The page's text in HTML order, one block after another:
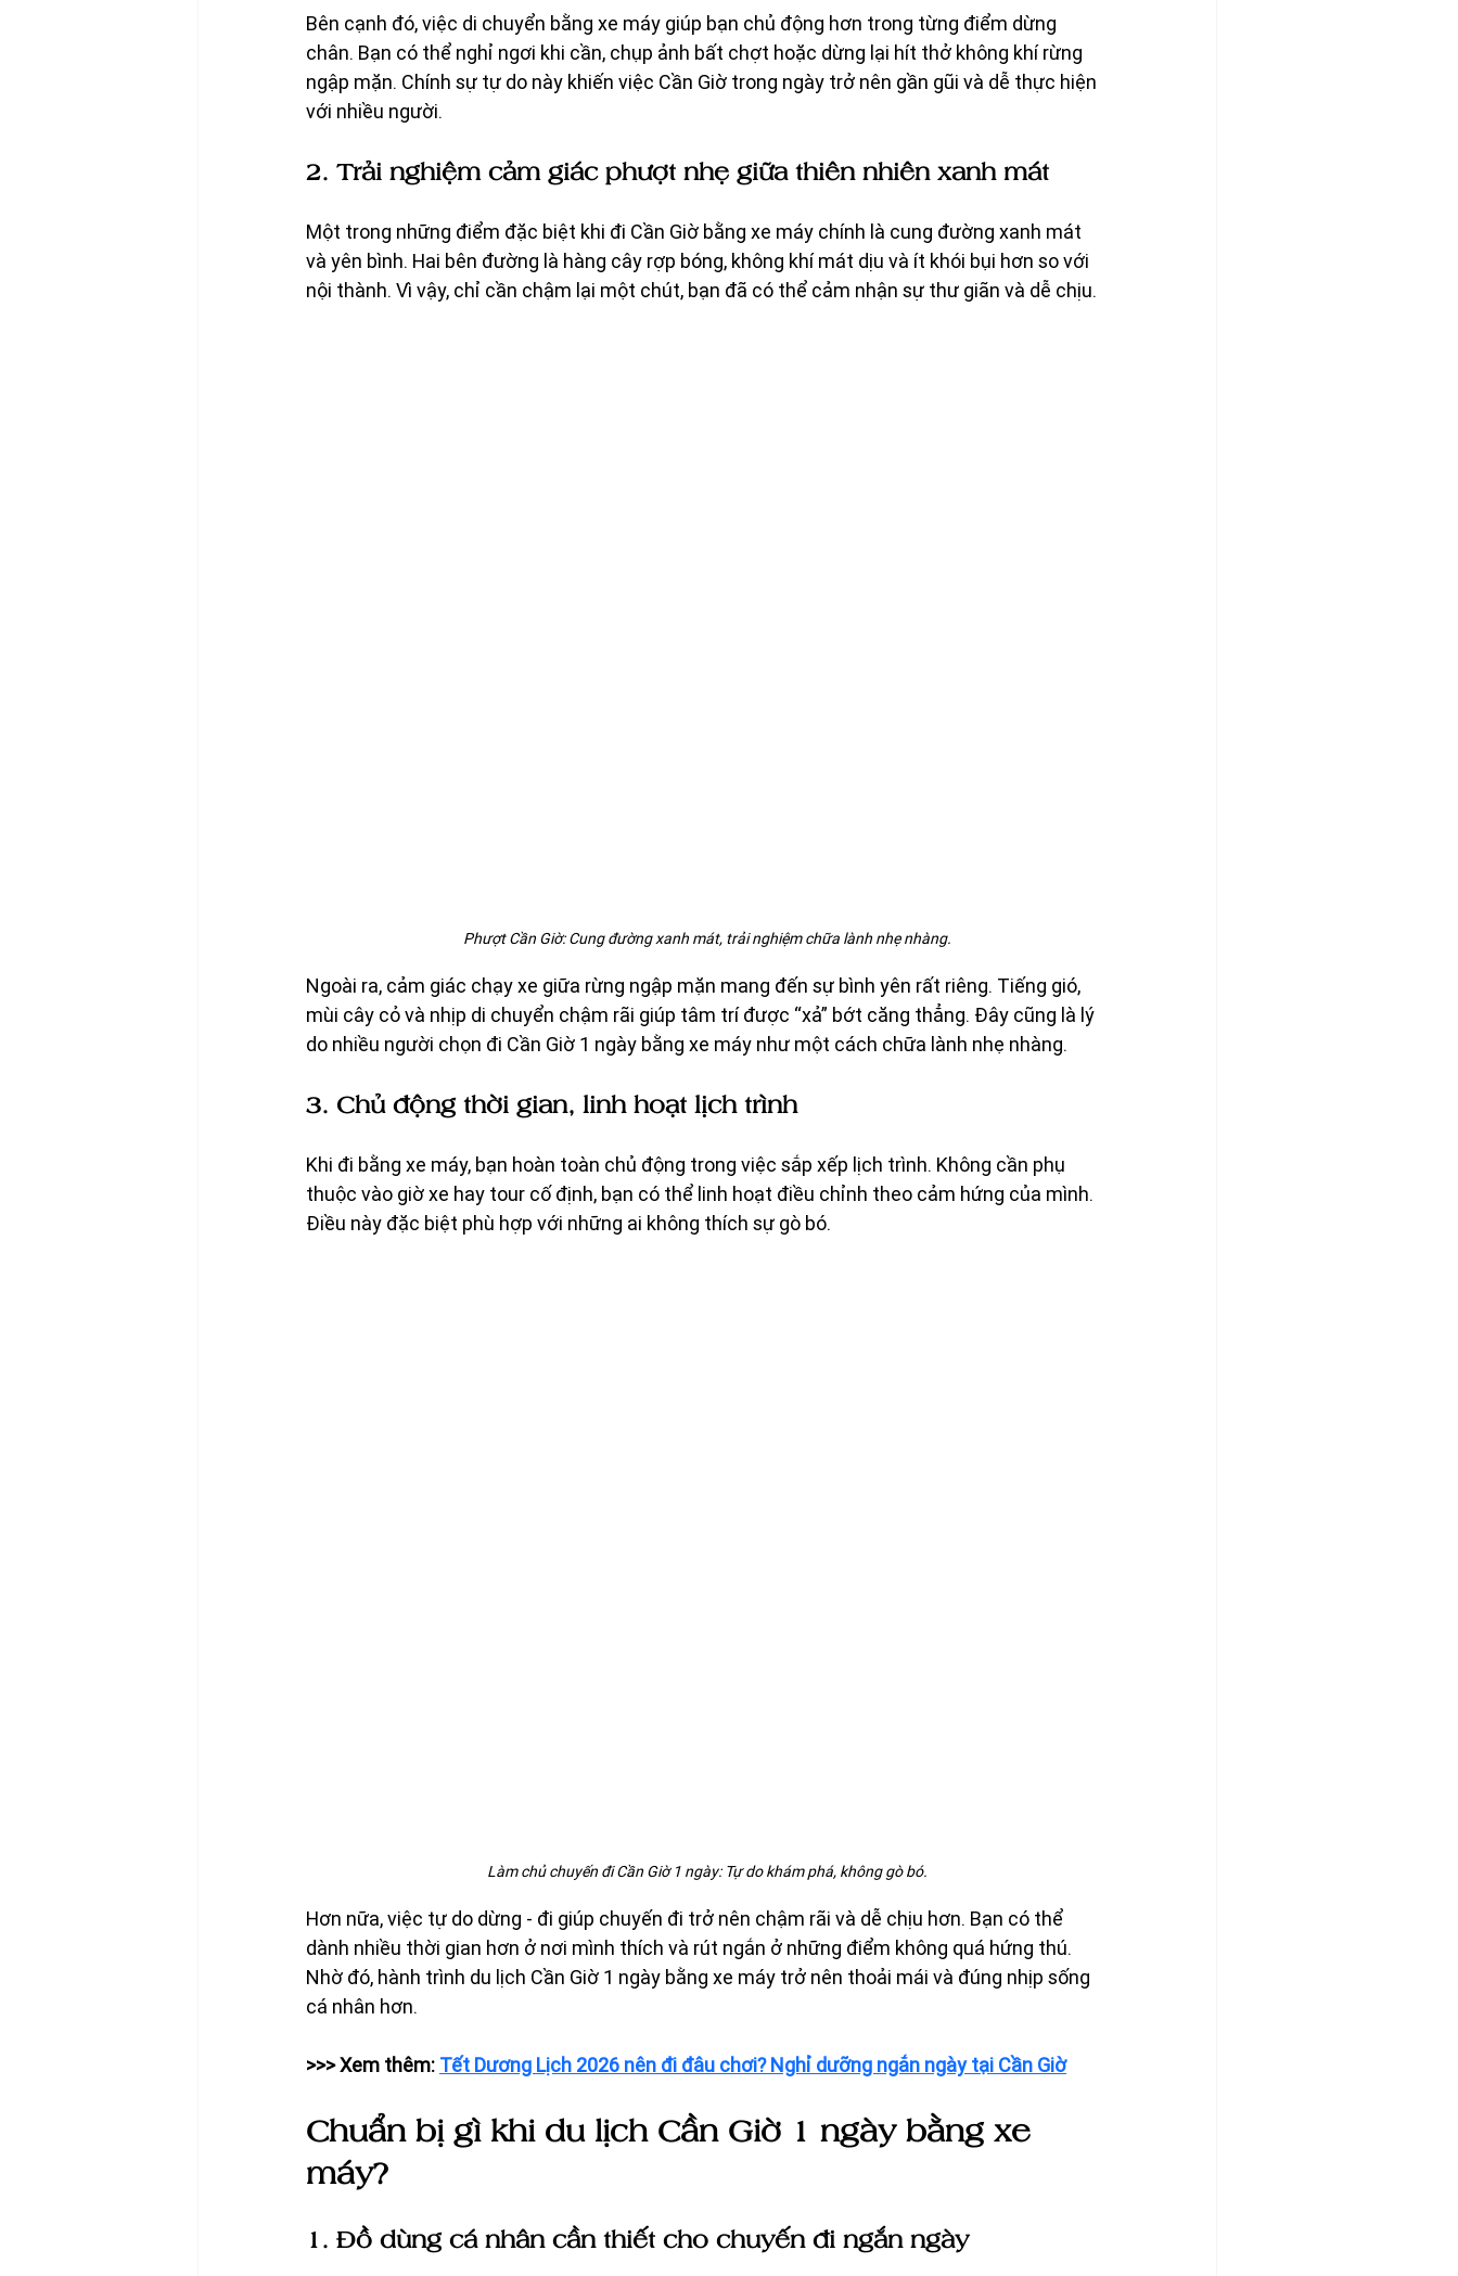
Bên cạnh đó, việc di chuyển bằng xe máy giúp bạn chủ động hơn trong từng điểm dừng
chân. Bạn có thể nghỉ ngơi khi cần, chụp ảnh bất chợt hoặc dừng lại hít thở không khí rừng
ngập mặn. Chính sự tự do này khiến việc Cần Giờ trong ngày trở nên gần gũi và dễ thực hiện
với nhiều người.
2. Trải nghiệm cảm giác phượt nhẹ giữa thiên nhiên xanh mát
Một trong những điểm đặc biệt khi đi Cần Giờ bằng xe máy chính là cung đường xanh mát
và yên bình. Hai bên đường là hàng cây rợp bóng, không khí mát dịu và ít khói bụi hơn so với
nội thành. Vì vậy, chỉ cần chậm lại một chút, bạn đã có thể cảm nhận sự thư giãn và dễ chịu.
Phượt Cần Giờ: Cung đường xanh mát, trải nghiệm chữa lành nhẹ nhàng.
Ngoài ra, cảm giác chạy xe giữa rừng ngập mặn mang đến sự bình yên rất riêng. Tiếng gió,
mùi cây cỏ và nhịp di chuyển chậm rãi giúp tâm trí được “xả” bớt căng thẳng. Đây cũng là lý
do nhiều người chọn đi Cần Giờ 1 ngày bằng xe máy như một cách chữa lành nhẹ nhàng.
3. Chủ động thời gian, linh hoạt lịch trình
Khi đi bằng xe máy, bạn hoàn toàn chủ động trong việc sắp xếp lịch trình. Không cần phụ
thuộc vào giờ xe hay tour cố định, bạn có thể linh hoạt điều chỉnh theo cảm hứng của mình.
Điều này đặc biệt phù hợp với những ai không thích sự gò bó.
Làm chủ chuyến đi Cần Giờ 1 ngày: Tự do khám phá, không gò bó.
Hơn nữa, việc tự do dừng - đi giúp chuyến đi trở nên chậm rãi và dễ chịu hơn. Bạn có thể
dành nhiều thời gian hơn ở nơi mình thích và rút ngắn ở những điểm không quá hứng thú.
Nhờ đó, hành trình du lịch Cần Giờ 1 ngày bằng xe máy trở nên thoải mái và đúng nhịp sống
cá nhân hơn.
>>> Xem thêm: Tết Dương Lịch 2026 nên đi đâu chơi? Nghỉ dưỡng ngắn ngày tại Cần Giờ
Chuẩn bị gì khi du lịch Cần Giờ 1 ngày bằng xe
máy?
1. Đồ dùng cá nhân cần thiết cho chuyến đi ngắn ngày